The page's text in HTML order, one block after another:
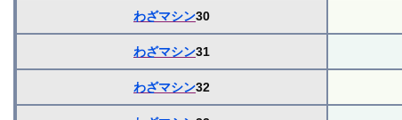
わざマシン30
わざマシン31
わざマシン32